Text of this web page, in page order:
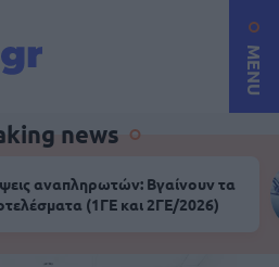
MENU
news
αναπληρωτών: Βγαίνουν τα
(1ΓΕ και 2ΓΕ/2026)